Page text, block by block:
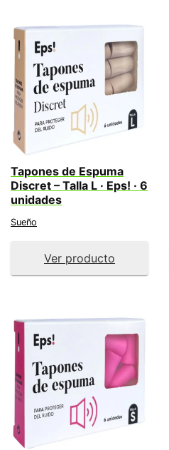
Tapones de Espuma
Discret – Talla L · Eps! · 6
unidades
Sueño
Ver producto